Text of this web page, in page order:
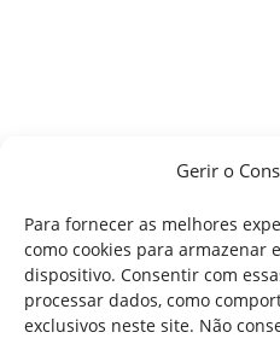
Gerir o
Para fornecer as melhores
como cookies para armazenar
dispositivo. Consentir com
processar dados, como
exclusivos neste site. Não